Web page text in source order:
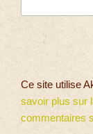
Ce site utilise
savoir plus sur
commentaires